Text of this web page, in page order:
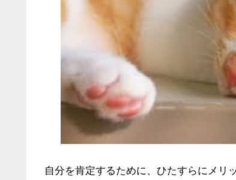
自分を肯定するために、ひたすらにメリ